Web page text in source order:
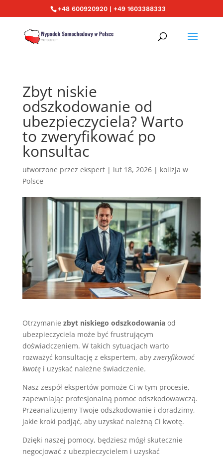
+48 600920920 | +49 1603388333
Zbyt niskie
odszkodowanie od
ubezpieczyciela? Warto
to zweryfikować po
konsultac
utworzone przez ekspert| lut 18, 2026| kolizja w
Polsce
Otrzymanie zbyt niskiego odszkodowaniaod
ubezpieczyciela może być frustrującym
doświadczeniem. W takich sytuacjach warto
rozważyć konsultację z ekspertem, aby zweryfikować
kwotęi uzyskać należne świadczenie.
Nasz zespół ekspertów pomoże Ci w tym procesie,
zapewniając profesjonalną pomoc odszkodowawczą.
Przeanalizujemy Twoje odszkodowanie i doradzimy,
jakie kroki podjąć, aby uzyskać należną Ci kwotę.
Dzięki naszej pomocy, będziesz mógł skutecznie
negocjować z ubezpieczycielem i uzyskać